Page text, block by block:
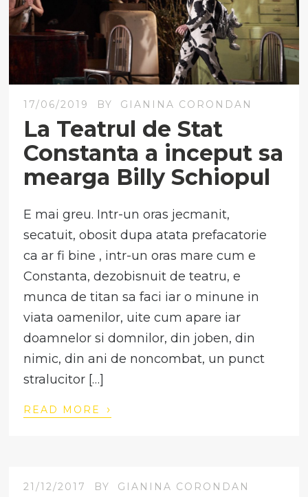
17/06/2019 BY GIANINA CORONDAN
La Teatrul de Stat
Constanta a inceput sa
mearga Billy Schiopul
E mai greu. Intr-un oras jecmanit,
secatuit, obosit dupa atata prefacatorie
ca ar fi bine , intr-un oras mare cum e
Constanta, dezobisnuit de teatru, e
munca de titan sa faci iar o minune in
viata oamenilor, uite cum apare iar
doamnelor si domnilor, din joben, din
nimic, din ani de noncombat, un punct
stralucitor […]
READ MORE ›
21/12/2017 BY GIANINA CORONDAN